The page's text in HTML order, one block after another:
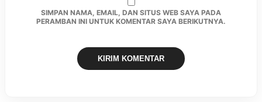
SIMPAN NAMA, EMAIL, DAN SITUS WEB SAYA PADA
PERAMBAN INI UNTUK KOMENTAR SAYA BERIKUTNYA.